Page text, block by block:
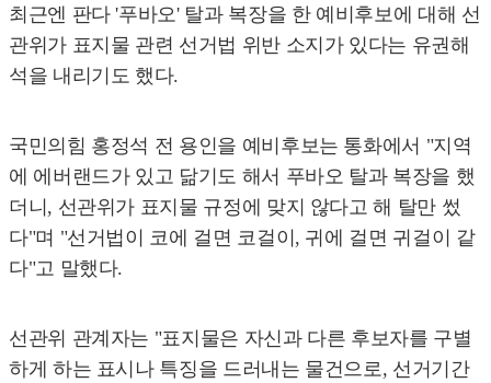
최근엔 판다 '푸바오' 탈과 복장을 한 예비후보에 대해 선
관위가 표지물 관련 선거법 위반 소지가 있다는 유권해
석을 내리기도 했다.
국민의힘 홍정석 전 용인을 예비후보는 통화에서 "지역
에 에버랜드가 있고 닮기도 해서 푸바오 탈과 복장을 했
더니, 선관위가 표지물 규정에 맞지 않다고 해 탈만 썼
다"며 "선거법이 코에 걸면 코걸이, 귀에 걸면 귀걸이 같
다"고 말했다.
선관위 관계자는 "표지물은 자신과 다른 후보자를 구별
하게 하는 표시나 특징을 드러내는 물건으로, 선거기간